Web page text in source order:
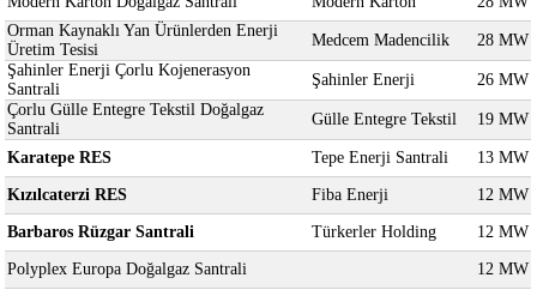
Orman Kaynaklı Yan Ürünlerden Enerji
Üretim Tesisi
Medcem Madencilik
28 MW
Şahinler Enerji Çorlu Kojenerasyon
Santrali
Şahinler Enerji
26 MW
Çorlu Gülle Entegre Tekstil Doğalgaz
Santrali
Gülle Entegre Tekstil 19 MW
Karatepe RES Tepe Enerji Santrali 13 MW
Kızılcaterzi RES Fiba Enerji 12 MW
Barbaros Rüzgar Santrali Türkerler Holding 12 MW
Polyplex Europa Doğalgaz Santrali 12 MW